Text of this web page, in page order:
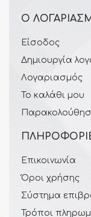
Ο
Είσοδος
Δημιουργία
Λογαριασμός
Το καλάθι μου
Επικοινωνία
Όροι χρήσης
Σύστημα
Τρόποι